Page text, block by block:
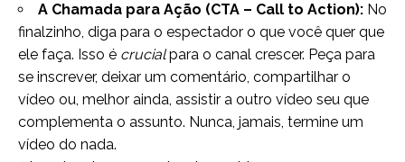
A Chamada para Ação (CTA – Call to Action): No
finalzinho, diga para o espectador o que você quer que
ele faça. Isso é crucialpara o canal crescer. Peça para
se inscrever, deixar um comentário, compartilhar o
vídeo ou, melhor ainda, assistir a outro vídeo seu que
complementa o assunto. Nunca, jamais, termine um
vídeo do nada.